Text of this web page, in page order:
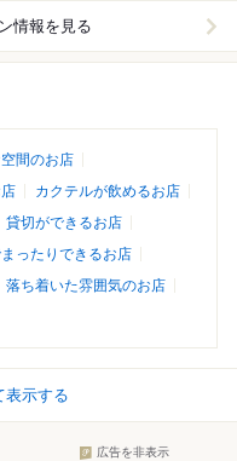
情報を見る
間のお店
カクテルが飲めるお店
貸切ができるお店
ったりできるお店
落ち着いた雰囲気のお店
表示する
広告を非表示